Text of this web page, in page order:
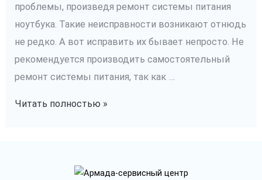
проблемы, произведя ремонт системы питания
ноутбука. Такие неисправности возникают отнюдь
не редко. А вот исправить их бывает непросто. Не
рекомендуется производить самостоятельный
ремонт системы питания, так как …
Ремонт
Читать полностью »